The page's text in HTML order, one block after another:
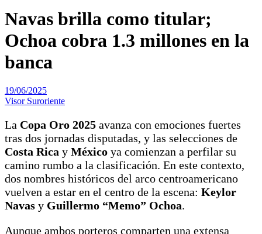
Navas brilla como titular;
Ochoa cobra 1.3 millones en la
banca
19/06/2025
Visor Suroriente
La Copa Oro 2025 avanza con emociones fuertes
tras dos jornadas disputadas, y las selecciones de
Costa Rica y México ya comienzan a perfilar su
camino rumbo a la clasificación. En este contexto,
dos nombres históricos del arco centroamericano
vuelven a estar en el centro de la escena: Keylor
Navas y Guillermo “Memo” Ochoa.
Aunque ambos porteros comparten una extensa